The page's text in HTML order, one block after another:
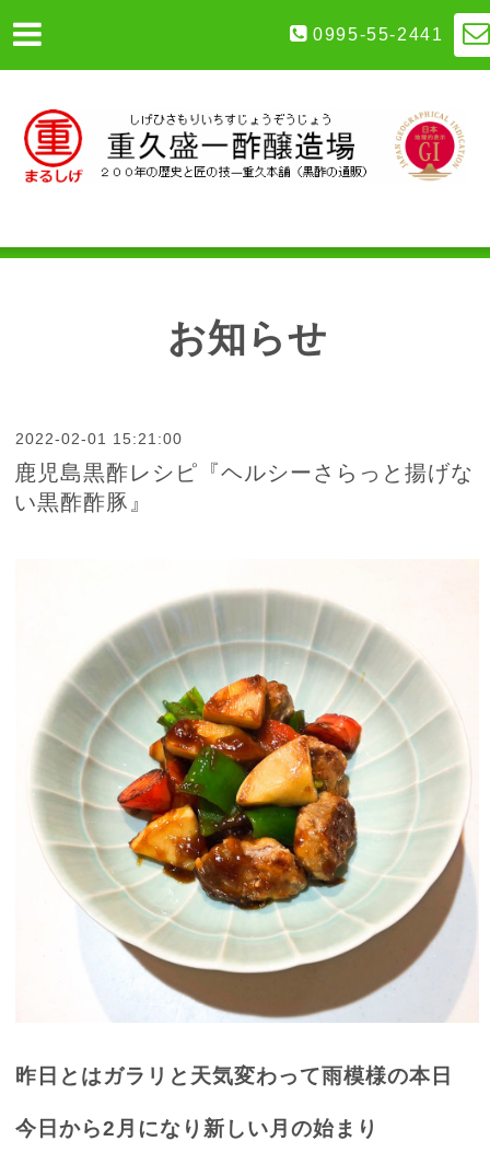
0995-55-2441
お知らせ
2022-02-01 15:21:00
鹿児島黒酢レシピ『ヘルシーさらっと揚げな
い黒酢酢豚』
昨日とはガラリと天気変わって雨模様の本日
今日から2 月になり新しい月の始まり